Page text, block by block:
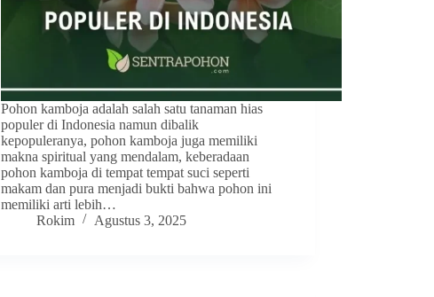
Pohon kamboja adalah salah satu tanaman hias
populer di Indonesia namun dibalik
kepopuleranya, pohon kamboja juga memiliki
makna spiritual yang mendalam, keberadaan
pohon kamboja di tempat tempat suci seperti
makam dan pura menjadi bukti bahwa pohon ini
memiliki arti lebih…
Rokim
Agustus 3, 2025